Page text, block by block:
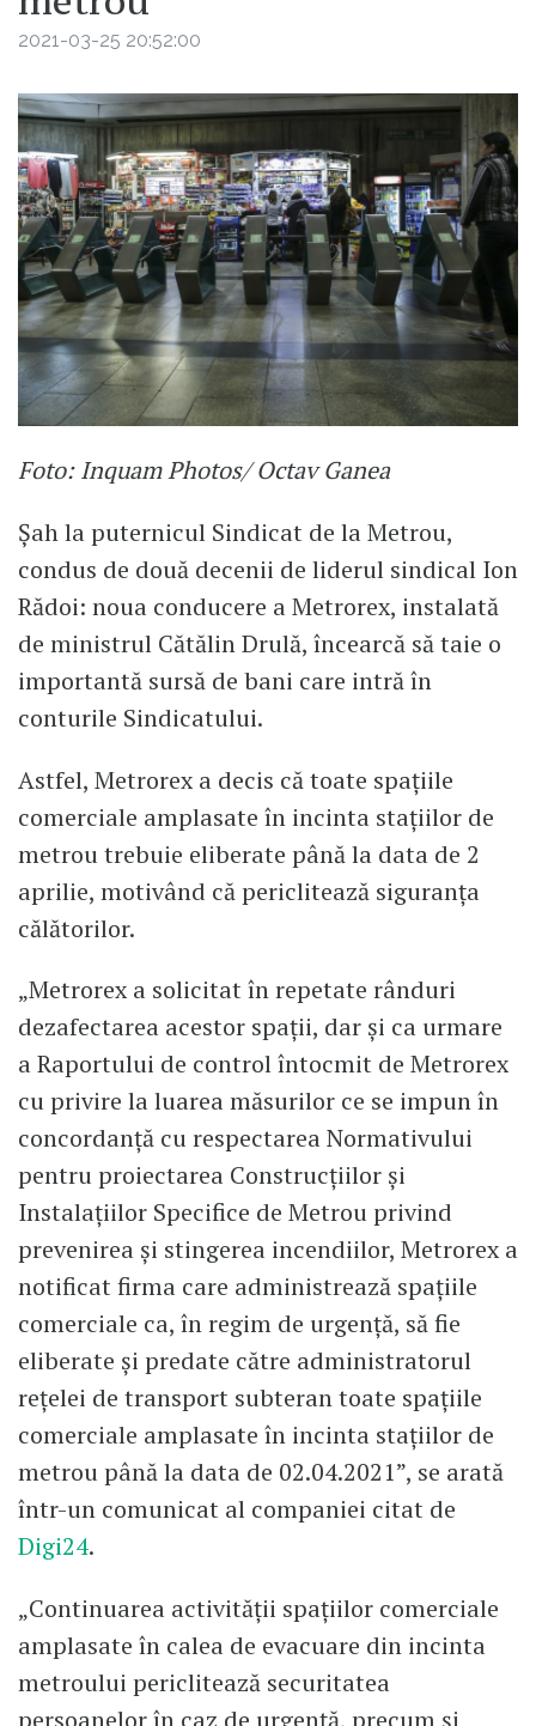
2021-03-25 20:52:00
Foto: Inquam Photos/ Octav Ganea
Șah la puternicul Sindicat de la Metrou,
condus de două decenii de liderul sindical Ion
Rădoi: noua conducere a Metrorex, instalată
de ministrul Cătălin Drulă, încearcă să taie o
importantă sursă de bani care intră în
conturile Sindicatului.
Astfel, Metrorex a decis că toate spaţiile
comerciale amplasate în incinta staţiilor de
metrou trebuie eliberate până la data de 2
aprilie, motivând că periclitează siguranța
călătorilor.
„Metrorex a solicitat în repetate rânduri
dezafectarea acestor spaţii, dar şi ca urmare
a Raportului de control întocmit de Metrorex
cu privire la luarea măsurilor ce se impun în
concordanţă cu respectarea Normativului
pentru proiectarea Construcţiilor şi
Instalaţiilor Specifice de Metrou privind
prevenirea şi stingerea incendiilor, Metrorex a
notificat firma care administrează spaţiile
comerciale ca, în regim de urgenţă, să fie
eliberate şi predate către administratorul
reţelei de transport subteran toate spaţiile
comerciale amplasate în incinta staţiilor de
metrou până la data de 02.04.2021”, se arată
într-un comunicat al companiei citat de
Digi24.
„Continuarea activităţii spaţiilor comerciale
amplasate în calea de evacuare din incinta
metroului periclitează securitatea